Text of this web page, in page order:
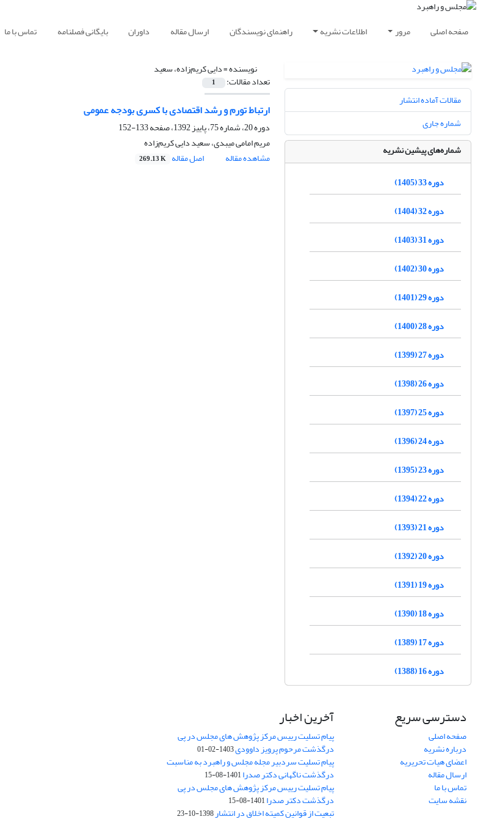
صفحه اصلی مرور اطلاعات نشریه راهنمای نویسندگان ارسال مقاله داوران بایگانی فصلنامه تماس با ما
نویسنده =دایی کریم‌زاده، سعید
تعداد مقالات: 1
ارتباط تورم و رشد اقتصادی با کسری بودجه عمومی
دوره 20، شماره 75، پاییز 1392، صفحه
133-152
مریم امامی میبدی، سعید دایی کریم‌زاده
مشاهده مقاله
اصل مقاله 269.13 K
مقالات آماده انتشار
شماره جاری
شماره‌های پیشین نشریه
دوره 33 (1405)
دوره 32 (1404)
دوره 31 (1403)
دوره 30 (1402)
دوره 29 (1401)
دوره 28 (1400)
دوره 27 (1399)
دوره 26 (1398)
دوره 25 (1397)
دوره 24 (1396)
دوره 23 (1395)
دوره 22 (1394)
دوره 21 (1393)
دوره 20 (1392)
دوره 19 (1391)
دوره 18 (1390)
دوره 17 (1389)
دوره 16 (1388)
دسترسی سریع
صفحه اصلی
درباره نشریه
اعضای هیات تحریریه
ارسال مقاله
تماس با ما
نقشه سایت
آخرین اخبار
پیام تسلیت رییس مرکز پژوهش های مجلس در پی
درگذشت مرحوم پرویز داوودی1403-02-01
پیام تسلیت سردبیر مجله مجلس و راهبرد به مناسبت
درگذشت ناگهانی دکتر صدرا1401-08-15
پیام تسلیت رییس مرکز پژوهش های مجلس در پی
درگذشت دکتر صدرا1401-08-15
تبعیت از قوانین کمیته اخلاق در انتشار1398-10-23